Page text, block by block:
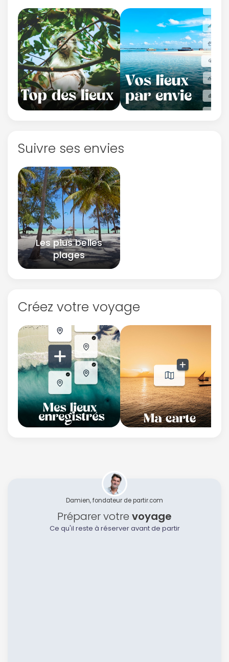
Suivre ses envies
Les plus belles
plages
Créez votre voyage
Damien, fondateur de partir.com
Préparer votre voyage
Ce qu'il reste à réserver avant de partir